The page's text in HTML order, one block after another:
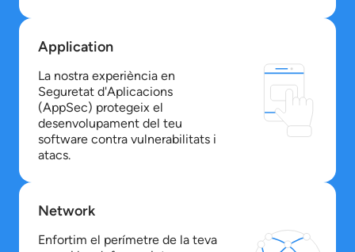
Application
La nostra experiència en
Seguretat d'Aplicacions
(AppSec) protegeix el
desenvolupament del teu
software contra vulnerabilitats i
atacs.
Network
Enfortim el perímetre de la teva